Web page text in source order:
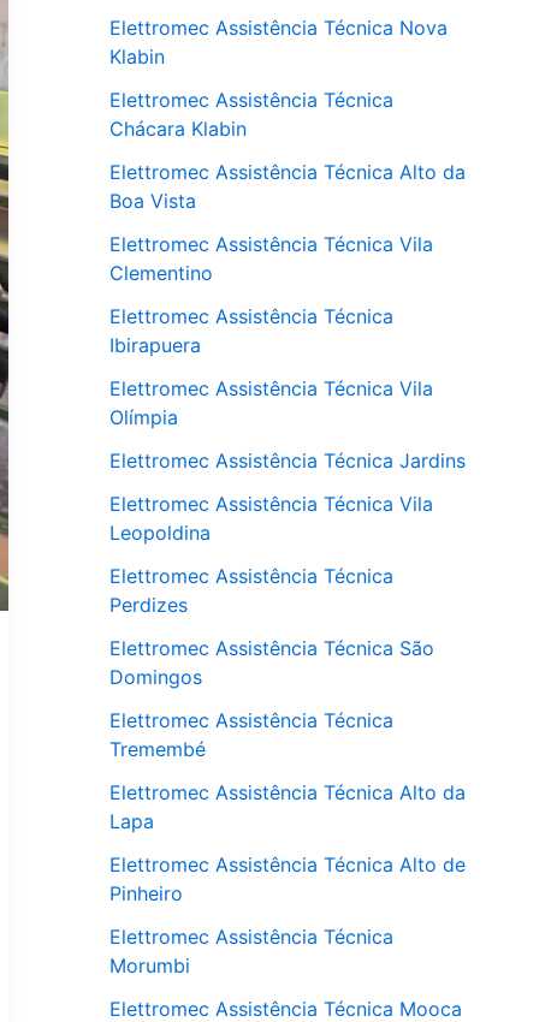
Elettromec Assistência Técnica Nova
Klabin
Elettromec Assistência Técnica
Chácara Klabin
Elettromec Assistência Técnica Alto da
Boa Vista
Elettromec Assistência Técnica Vila
Clementino
Elettromec Assistência Técnica
Ibirapuera
Elettromec Assistência Técnica Vila
Olímpia
Elettromec Assistência Técnica Jardins
Elettromec Assistência Técnica Vila
Leopoldina
Elettromec Assistência Técnica
Perdizes
Elettromec Assistência Técnica São
Domingos
Elettromec Assistência Técnica
Tremembé
Elettromec Assistência Técnica Alto da
Lapa
Elettromec Assistência Técnica Alto de
Pinheiro
Elettromec Assistência Técnica
Morumbi
Elettromec Assistência Técnica Mooca